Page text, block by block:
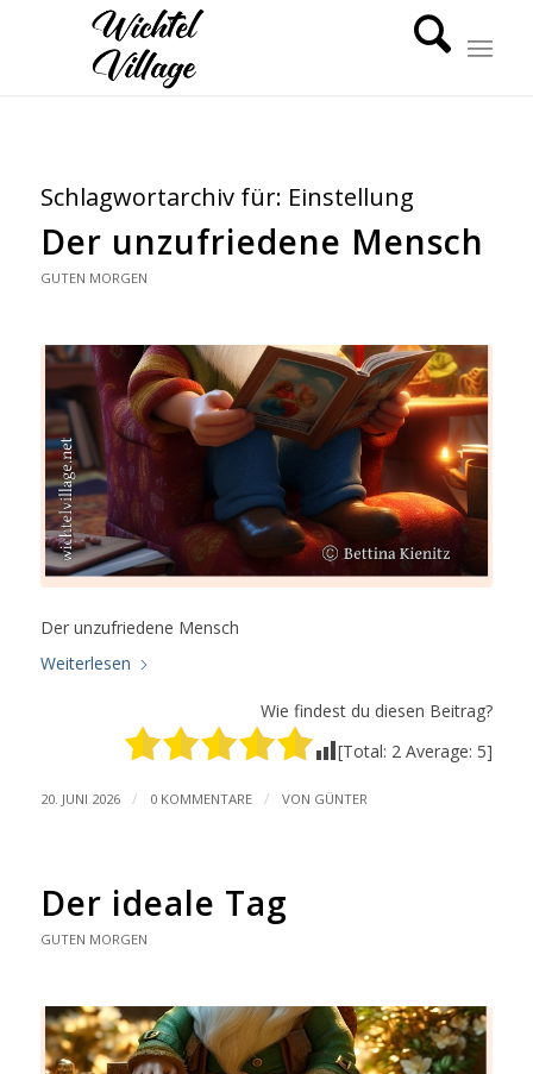
Schlagwortarchiv für: Einstellung
Der unzufriedene Mensch
GUTEN MORGEN
Der unzufriedene Mensch
Weiterlesen
Wie findest du diesen Beitrag?
[Total: 2 Average: 5]
20. JUNI 2026 / 0 KOMMENTARE / VON GÜNTER
Der ideale Tag
GUTEN MORGEN